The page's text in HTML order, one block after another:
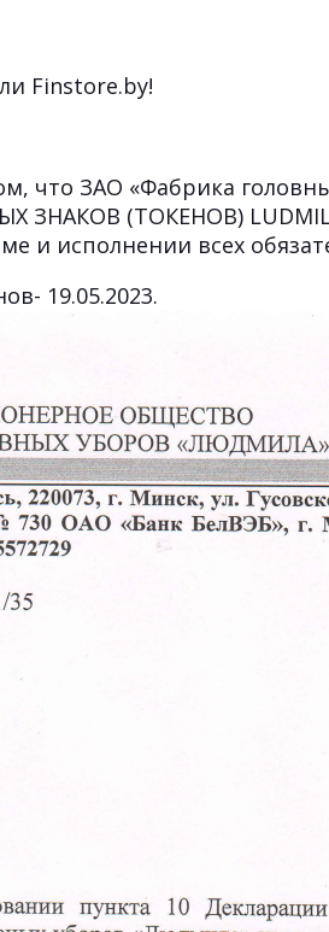
Finstore.by!
что ЗАО «Фабрика
(ТОКЕНОВ)
и исполнении всех
19.05.2023.